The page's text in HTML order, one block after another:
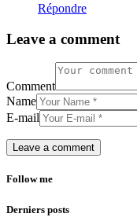
Répondre
Leave a comment
Comment
Name
E-mail
Follow me
Derniers posts